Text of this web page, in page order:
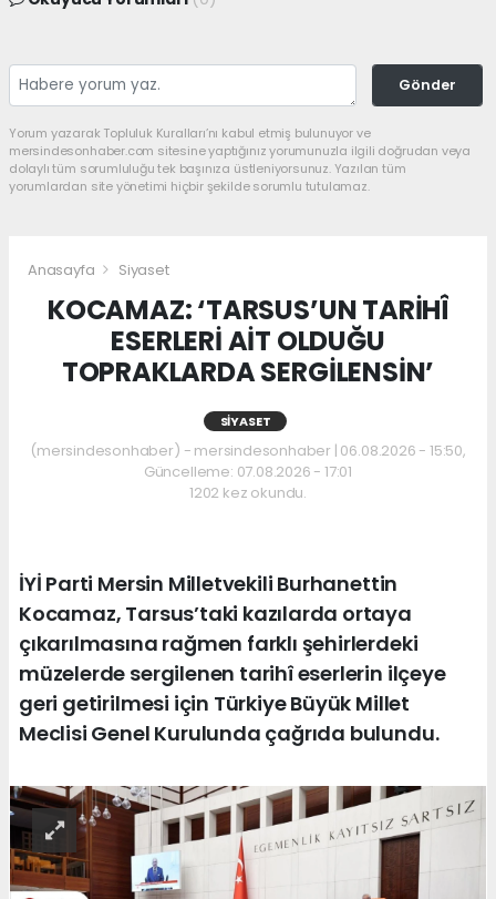
Gönder
Yorum yazarak Topluluk Kuralları’nı kabul etmiş bulunuyor ve
mersindesonhaber.com sitesine yaptığınız yorumunuzla ilgili doğrudan veya
dolaylı tüm sorumluluğu tek başınıza üstleniyorsunuz. Yazılan tüm
yorumlardan site yönetimi hiçbir şekilde sorumlu tutulamaz.
Anasayfa Siyaset
KOCAMAZ: ‘TARSUS’UN TARİHÎ
ESERLERİ AİT OLDUĞU
TOPRAKLARDA SERGİLENSİN’
SIYASET
(mersindesonhaber) - mersindesonhaber | 06.08.2026 - 15:50,
Güncelleme: 07.08.2026 - 17:01
1202 kez okundu.
İYİ Parti Mersin Milletvekili Burhanettin
Kocamaz, Tarsus’taki kazılarda ortaya
çıkarılmasına rağmen farklı şehirlerdeki
müzelerde sergilenen tarihî eserlerin ilçeye
geri getirilmesi için Türkiye Büyük Millet
Meclisi Genel Kurulunda çağrıda bulundu.